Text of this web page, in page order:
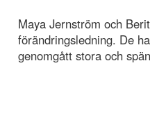
Maya Jernström och
förändringsledning. De
genomgått stora och